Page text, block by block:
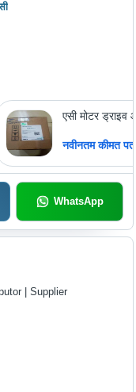
एसी मोटर
नवीनतम कीमत
WhatsApp
| Supplier